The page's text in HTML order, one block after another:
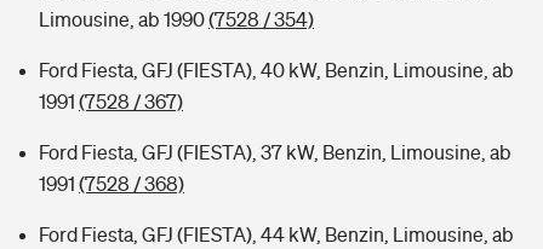
Limousine, ab 1990(7528 / 354)
Ford Fiesta, GFJ (FIESTA), 40 kW, Benzin, Limousine, ab
1991 (7528 / 367)
Ford Fiesta, GFJ (FIESTA), 37 kW, Benzin, Limousine, ab
1991 (7528 / 368)
Ford Fiesta, GFJ (FIESTA), 44 kW, Benzin, Limousine, ab